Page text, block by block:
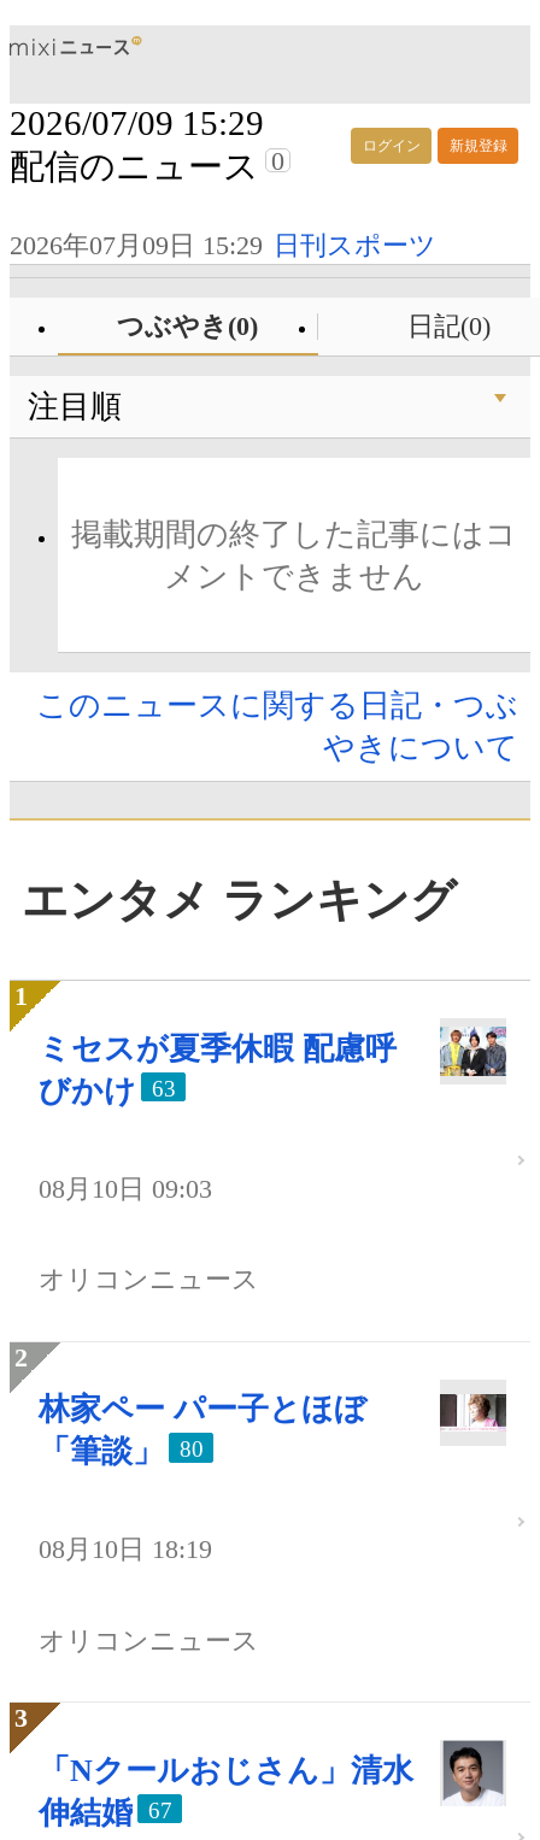
ログイン 新規登録
2026/07/09 15:29
配信のニュース
0
2026年07月09日 15:29 日刊スポーツ
つぶやき(0) 日記(0)
注目順
掲載期間の終了した記事にはコ
メントできません
このニュースに関する日記・つぶ
やきについて
エンタメ ランキング
ミセスが夏季休暇 配慮呼
びかけ
63
08月10日 09:03
オリコンニュース
林家ペー パー子とほぼ
「筆談」
80
08月10日 18:19
オリコンニュース
「Nクールおじさん」清水
伸結婚
67